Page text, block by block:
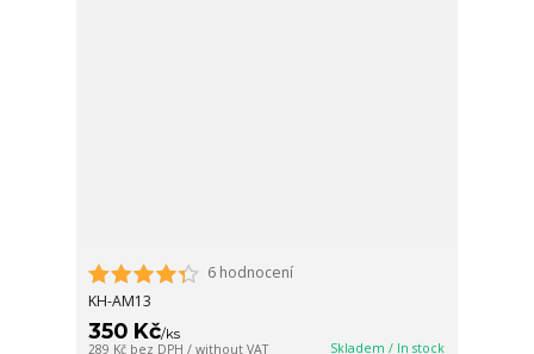
6 hodnocení
KH-AM13
350 Kč/ks
289 Kč bez DPH / without VAT Skladem / In stock